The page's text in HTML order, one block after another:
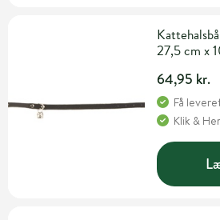
27,5 cm x
64,95 kr.
Få
Klik &